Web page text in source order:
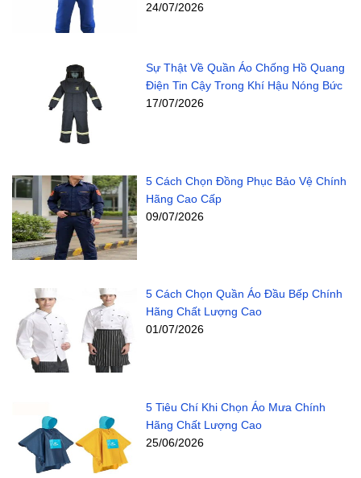
24/07/2026
Sự Thật Về Quần Áo Chống Hồ Quang
Điện Tin Cậy Trong Khí Hậu Nóng Bức
17/07/2026
5 Cách Chọn Đồng Phục Bảo Vệ Chính
Hãng Cao Cấp
09/07/2026
5 Cách Chọn Quần Áo Đầu Bếp Chính
Hãng Chất Lượng Cao
01/07/2026
5 Tiêu Chí Khi Chọn Áo Mưa Chính
Hãng Chất Lượng Cao
25/06/2026